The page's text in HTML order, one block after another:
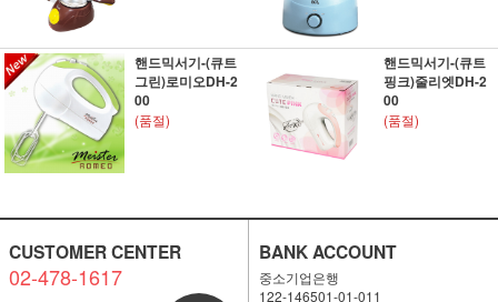
핸드믹서기-(큐트
그린)로미오DH-2
00
(품절)
핸드믹서기-(큐트
핑크)줄리엣DH-2
00
(품절)
CUSTOMER CENTER
02-478-1617
BANK ACCOUNT
중소기업은행
122-146501-01-011